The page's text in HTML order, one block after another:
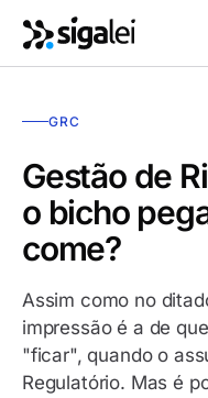
GRC
Gestão de
o bicho
come?
Assim como no
impressão é a de
"ficar", quando o
Regulatório. Mas é